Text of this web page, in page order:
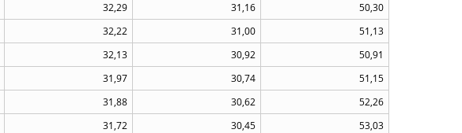
32,29 31,16
50,30
32,22 31,00
51,13
32,13 30,92
50,91
31,97 30,74
51,15
31,88 30,62
52,26
31,72 30,45
53,03